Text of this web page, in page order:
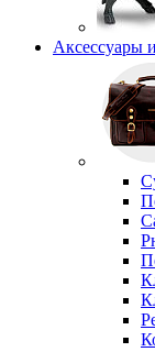
Аксессуары